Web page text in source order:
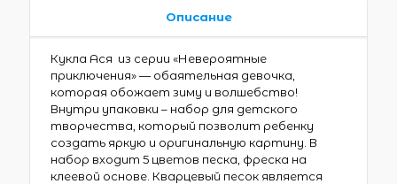
Описание
Кукла Ася из серии «Невероятные
приключения» — обаятельная девочка,
которая обожает зиму и волшебство!
Внутри упаковки – набор для детского
творчества, который позволит ребенку
создать яркую и оригинальную картину. В
набор входит 5 цветов песка, фреска на
клеевой основе. Кварцевый песок является